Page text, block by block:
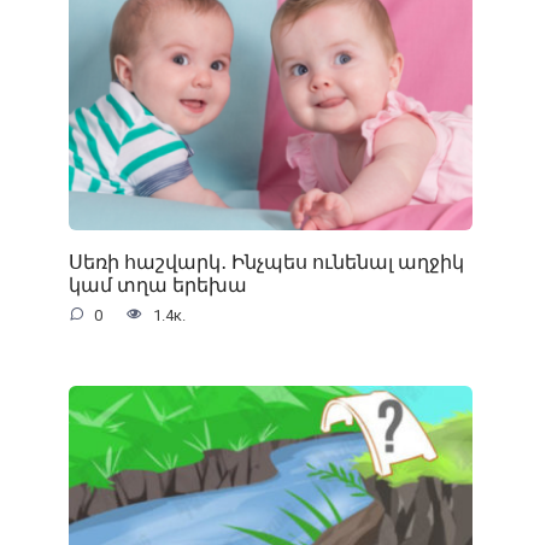
Սեռի հաշվարկ․ Ինչպես ունենալ աղջիկ
կամ տղա երեխա
0 1.4к.